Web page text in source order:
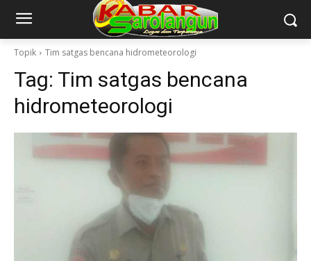
Topik Tim satgas bencana hidrometeorologi
Tag: Tim satgas bencana
hidrometeorologi